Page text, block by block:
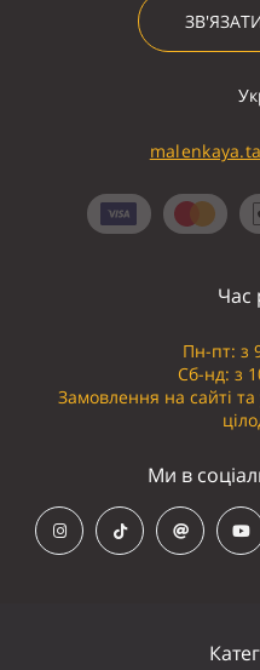
Час
Пн-пт: з
Сб-нд: з
Замовлення на сайті
Ми в